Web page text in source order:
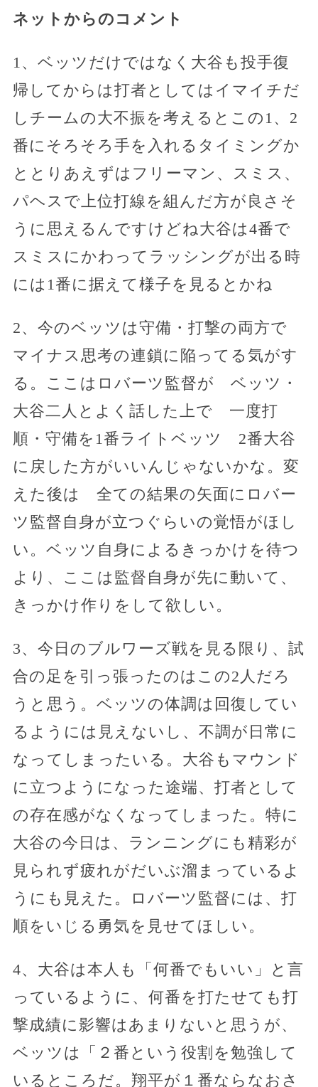
ネットからのコメント
1、ベッツだけではなく大谷も投手復
帰してからは打者としてはイマイチだ
しチームの大不振を考えるとこの1、2
番にそろそろ手を入れるタイミングか
ととりあえずはフリーマン、スミス、
パヘスで上位打線を組んだ方が良さそ
うに思えるんですけどね大谷は4番で
スミスにかわってラッシングが出る時
には1番に据えて様子を見るとかね
2、今のベッツは守備・打撃の両方で
マイナス思考の連鎖に陥ってる気がす
る。ここはロバーツ監督が ベッツ・
大谷二人とよく話した上で 一度打
順・守備を1番ライトベッツ 2番大谷
に戻した方がいいんじゃないかな。変
えた後は 全ての結果の矢面にロバー
ツ監督自身が立つぐらいの覚悟がほし
い。ベッツ自身によるきっかけを待つ
より、ここは監督自身が先に動いて、
きっかけ作りをして欲しい。
3、今日のブルワーズ戦を見る限り、試
合の足を引っ張ったのはこの2人だろ
うと思う。ベッツの体調は回復してい
るようには見えないし、不調が日常に
なってしまったいる。大谷もマウンド
に立つようになった途端、打者として
の存在感がなくなってしまった。特に
大谷の今日は、ランニングにも精彩が
見られず疲れがだいぶ溜まっているよ
うにも見えた。ロバーツ監督には、打
順をいじる勇気を見せてほしい。
4、大谷は本人も「何番でもいい」と言
っているように、何番を打たせても打
撃成績に影響はあまりないと思うが、
ベッツは「２番という役割を勉強して
いるところだ。翔平が１番ならなおさ